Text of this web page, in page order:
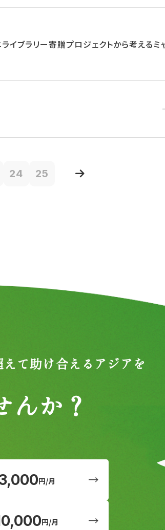
イブラリー寄贈プロジェクトから考えるミ
24 25
て助け合えるアジアを
んか？
円/月
円/月